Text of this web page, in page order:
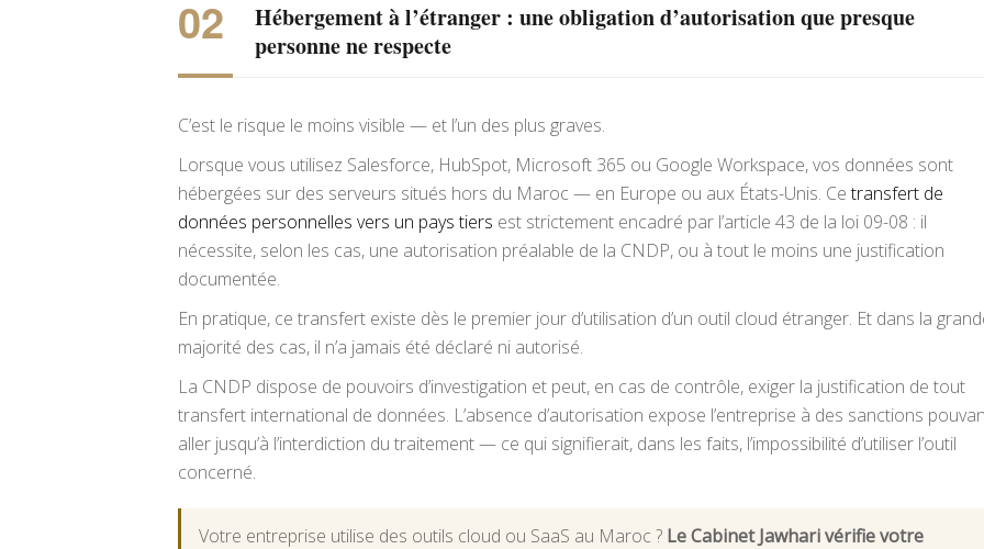
Hébergement à l’étranger : une obligation d’autorisation que presque
personne ne respecte
C’est le risque le moins visible — et l’un des plus graves.
Lorsque vous utilisez Salesforce, HubSpot, Microsoft 365 ou Google Workspace, vos données sont
hébergées sur des serveurs situés hors du Maroc — en Europe ou aux États-Unis. Cetransfert de
données personnelles vers un pays tiers est strictement encadré par l’article 43 de la loi 09-08 : il
nécessite, selon les cas, une autorisation préalable de la CNDP, ou à tout le moins une justification
documentée.
En pratique, ce transfert existe dès le premier jour d’utilisation d’un outil cloud étranger. Et dans la
majorité des cas, il n’a jamais été déclaré ni autorisé.
La CNDP dispose de pouvoirs d’investigation et peut, en cas de contrôle, exiger la justification de tout
transfert international de données. L’absence d’autorisation expose l’entreprise à des sanctions
aller jusqu’à l’interdiction du traitement — ce qui signifierait, dans les faits, l’impossibilité d’utiliser l’outil
concerné.
Votre entreprise utilise des outils cloud ou SaaS au Maroc ? Le Cabinet Jawhari vérifie votre